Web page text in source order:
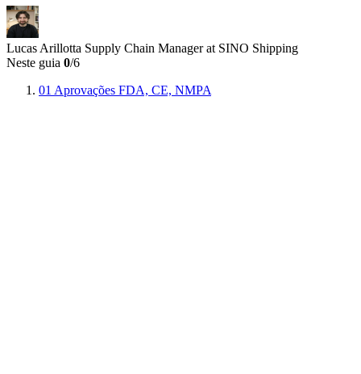
Lucas Arillotta Supply Chain Manager at SINO Shipping
Neste guia 0/6
01 Aprovações FDA, CE, NMPA